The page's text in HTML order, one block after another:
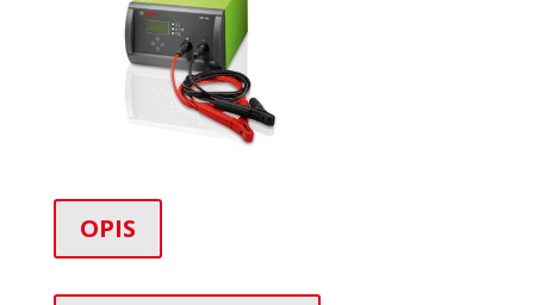
OPIS